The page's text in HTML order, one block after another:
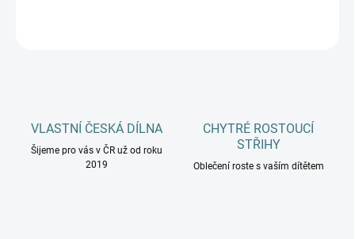
VLASTNÍ ČESKÁ DÍLNA
Šijeme pro vás v ČR už od roku
2019
CHYTRÉ ROSTOUCÍ
STŘIHY
Oblečení roste s vaším dítětem